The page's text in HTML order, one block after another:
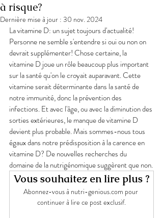
à risque?
Dernière mise à jour : 30 nov. 2024
La vitamine D: un sujet toujours d'actualité!
Personne ne semble s'entendre si oui ou non on
devrait supplémenter! Chose certaine, la
vitamine D joue un rôle beaucoup plus important
sur la santé qu'on le croyait auparavant. Cette
vitamine serait déterminante dans la santé de
notre immunité, donc la prévention des
infections. Et avec l'âge, ou avec la diminution des
sorties extérieures, le manque de vitamine D
devient plus probable. Mais sommes-nous tous
égaux dans notre prédisposition à la carence en
vitamine D? De nouvelles recherches du
domaine de la nutrigénomique suggèrent que non.
Vous souhaitez en lire plus ?
Abonnez-vous à nutri-genious.com pour
continuer à lire ce post exclusif.